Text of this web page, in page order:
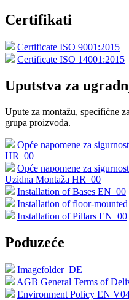
Certifikati
Certificate ISO 9001:2015
Certificate ISO 14001:2015
Uputstva za
Upute za montažu, specifične
grupa proizvoda.
Opće napomene za
HR_00
Opće napomene za
Uzidna Montaža HR_00
Installation of Bases EN_00
Installation of floor-mounted
Installation of Pillars EN_00
Poduzeće
Imagefolder_DE
AGB General Terms of
Environment Policy EN